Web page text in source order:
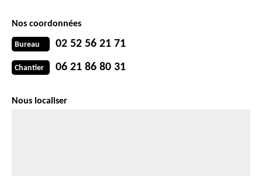
Nos coordonnées
Bureau 02 52 56 21 71
Chantier 06 21 86 80 31
Nous localiser